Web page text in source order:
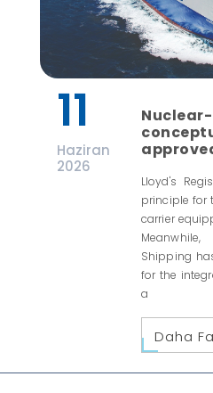
11
Haziran
2026
Lloyd's
principle for
carrier
Shipping
for the
a
Daha